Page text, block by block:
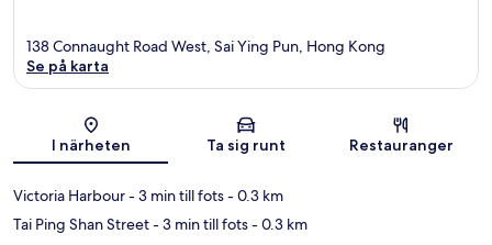
Karta
138 Connaught Road West, Sai Ying Pun, Hong Kong
Se på karta
I närheten Ta sig runt Restauranger
Victoria Harbour- 3 min till fots- 0.3 km
Tai Ping Shan Street- 3 min till fots- 0.3 km